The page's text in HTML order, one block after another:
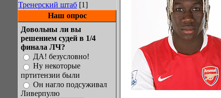
Тренерский штаб [1]
Наш опрос
Довольны ли вы
решением судей в 1/4
финала ЛЧ?
ДА! безусловно!
Ну некоторые
пртитензии были
Он нагло подсуживал
Ливерпулю